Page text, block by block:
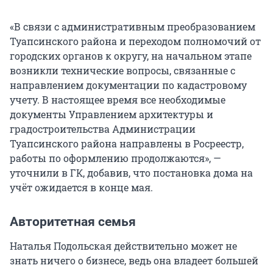
«В связи с административным преобразованием
Туапсинского района и переходом полномочий от
городских органов к округу, на начальном этапе
возникли технические вопросы, связанные с
направлением документации по кадастровому
учету. В настоящее время все необходимые
документы Управлением архитектуры и
градостроительства Администрации
Туапсинского района направлены в Росреестр,
работы по оформлению продолжаются», —
уточнили в ГК, добавив, что постановка дома на
учёт ожидается в конце мая.
Авторитетная семья
Наталья Подольская действительно может не
знать ничего о бизнесе, ведь она владеет большей